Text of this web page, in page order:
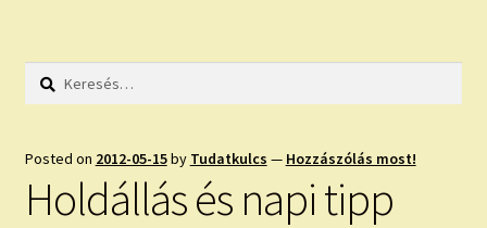
HOLDNAPTÁR
NAPI ASZTROLÓGIA
Keresés:
Posted on 2012-05-15by Tudatkulcs — Hozzászólás most!
Holdállás és napi tipp